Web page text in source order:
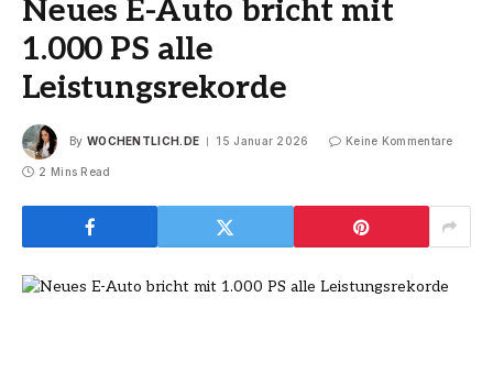
Neues E-Auto bricht mit
1.000 PS alle
Leistungsrekorde
By WOCHENTLICH.DE 15 Januar 2026 Keine Kommentare
2 Mins Read